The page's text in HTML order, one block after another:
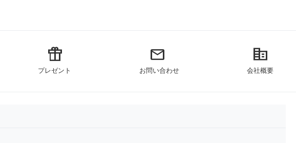
featured_seasonal_and_gifts
プレゼント
mail
お問い合わせ
corporate_fare
会社概要